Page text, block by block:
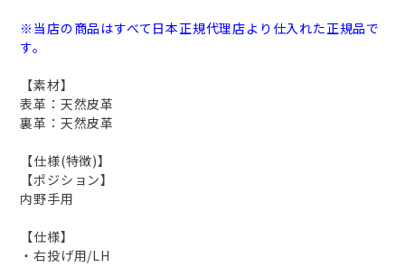
※当店の商品はすべて日本正規代理店より仕入れた正規品で
す。
【素材】
表革：天然皮革
裏革：天然皮革
【仕様(特徴)】
【ポジション】
内野手用
【仕様】
・右投げ用/LH